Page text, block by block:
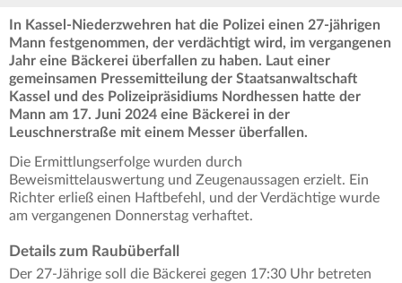
In Kassel-Niederzwehren hat die Polizei einen 27-jährigen
Mann festgenommen, der verdächtigt wird, im vergangenen
Jahr eine Bäckerei überfallen zu haben. Laut einer
gemeinsamen Pressemitteilung der Staatsanwaltschaft
Kassel und des Polizeipräsidiums Nordhessen hatte der
Mann am 17. Juni 2024 eine Bäckerei in der
Leuschnerstraße mit einem Messer überfallen.
Die Ermittlungserfolge wurden durch
Beweismittelauswertung und Zeugenaussagen erzielt. Ein
Richter erließ einen Haftbefehl, und der Verdächtige wurde
am vergangenen Donnerstag verhaftet.
Details zum Raubüberfall
Der 27-Jährige soll die Bäckerei gegen 17:30 Uhr betreten